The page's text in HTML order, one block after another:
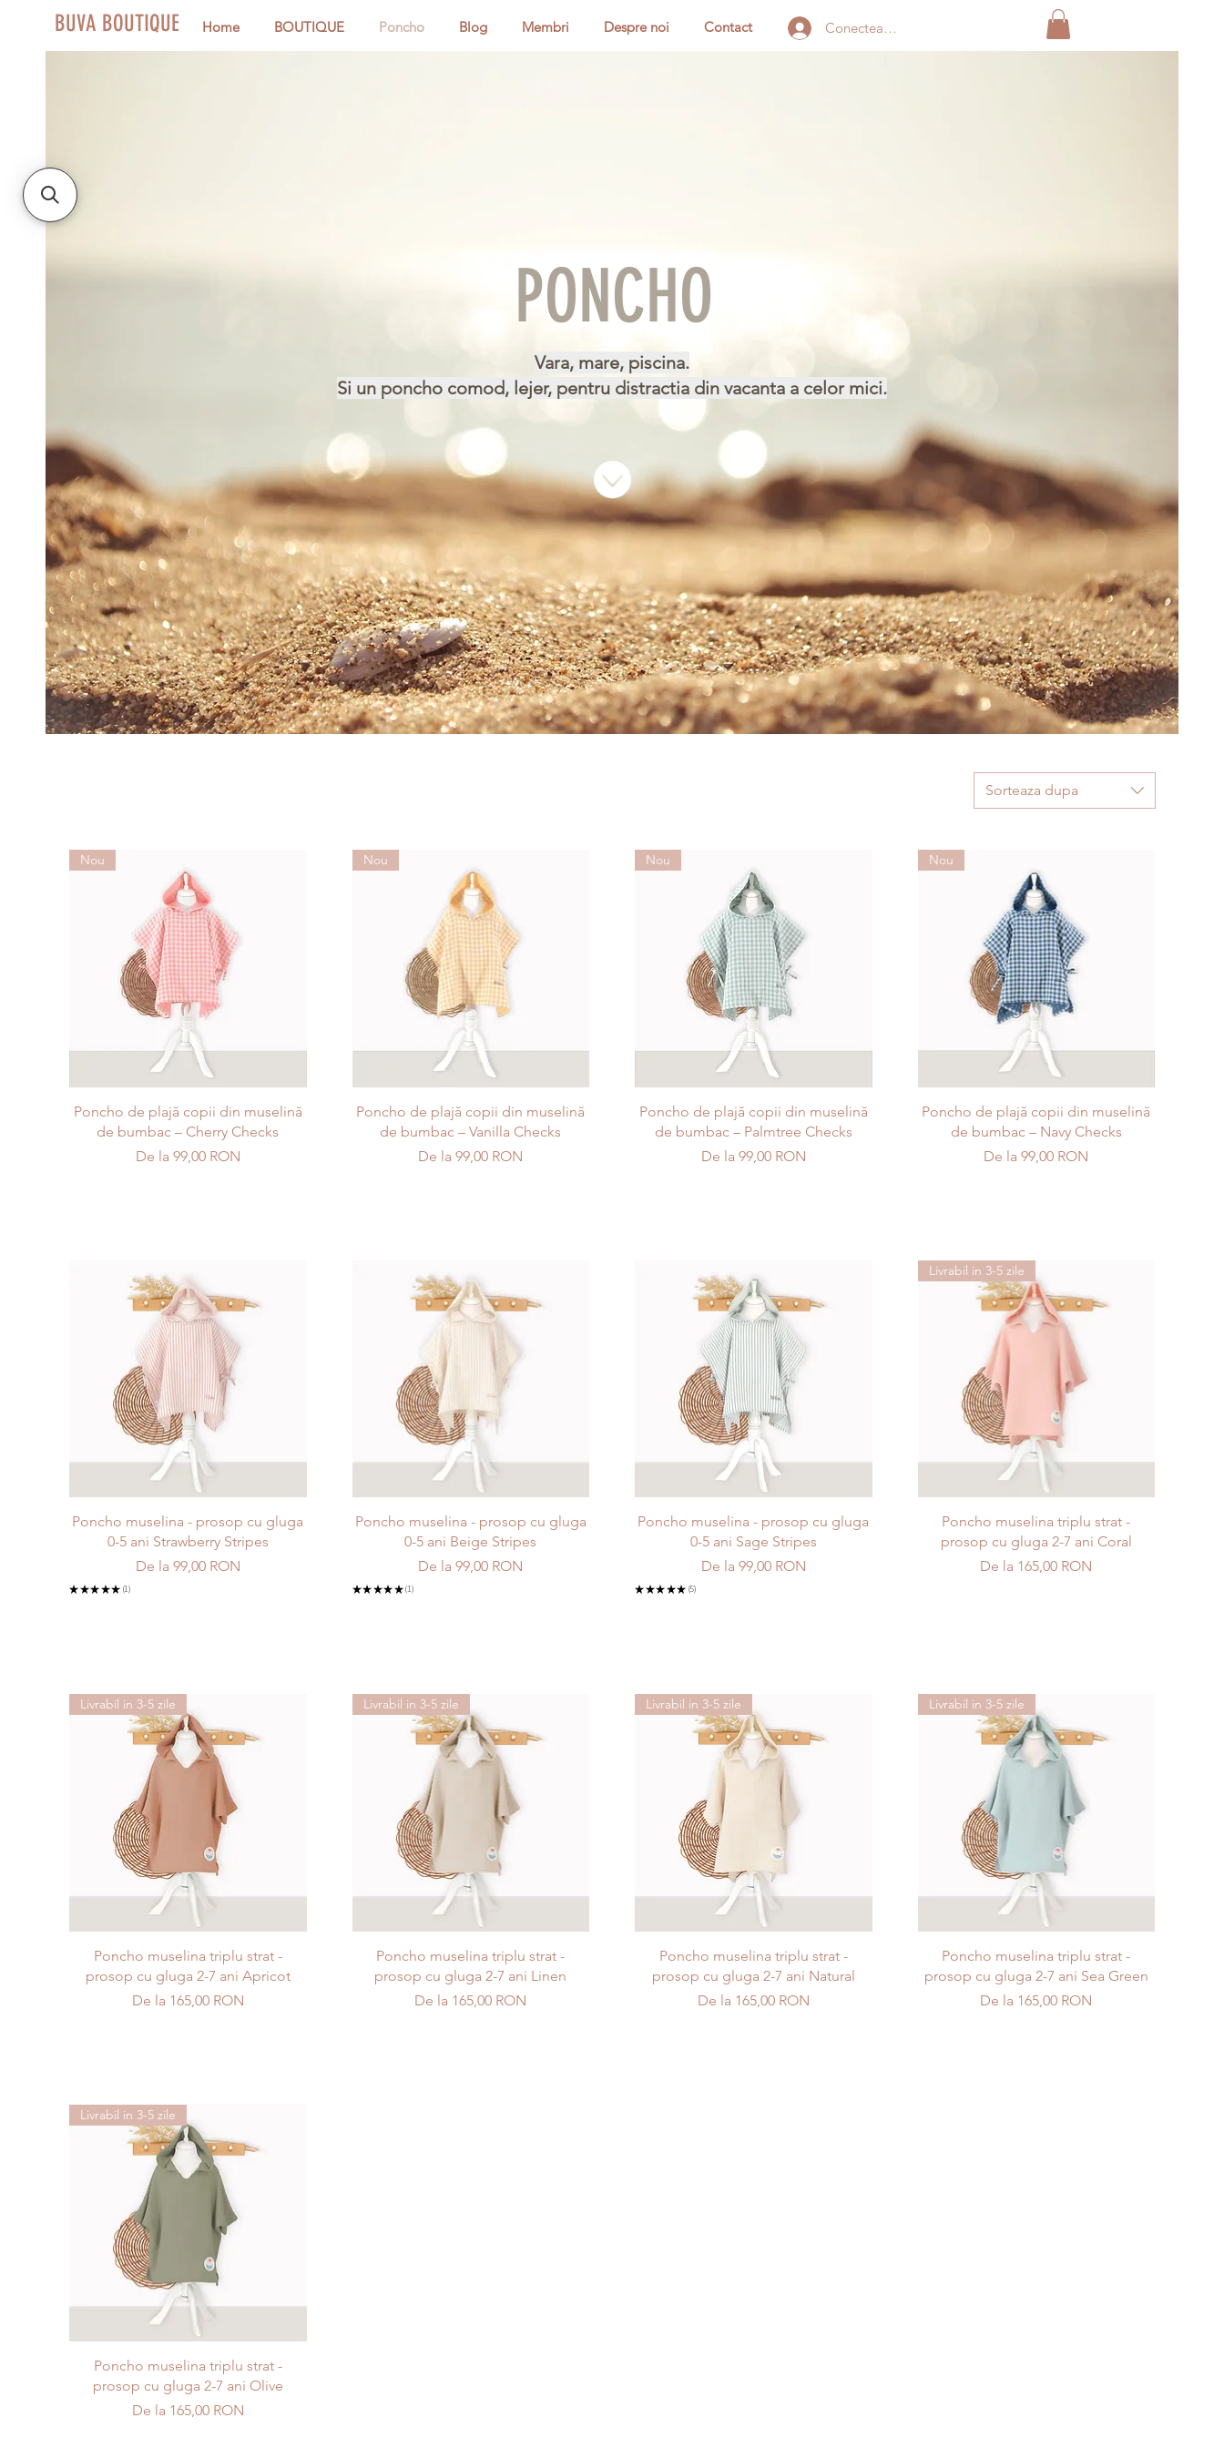
BUVA BOUTIQUE Home BOUTIQUE Poncho Blog Membri Despre noi Contact Conectează-te
PONCHO
Vara, mare, piscina.
Si un poncho comod, lejer, pentru distractia din vacanta a celor mici.
Sorteaza dupa
Afișare rapidă
Nou
Poncho de plajă copii din muselină
de bumbac – Cherry Checks
De la 99,00 RON
Preț redus
Afișare rapidă
Nou
Poncho de plajă copii din muselină
de bumbac – Vanilla Checks
De la99,00 RON
Preț redus
Afișare rapidă
Nou
Poncho de plajă copii din muselină
de bumbac – Palmtree Checks
De la 99,00 RON
Preț redus
Afișare rapidă
Nou
Poncho de plajă copii din muselină
de bumbac – Navy Checks
De la99,00 RON
Preț redus
Afișare rapidă
Poncho muselina - prosop cu gluga
0-5 ani Strawberry Stripes
De la 99,00 RON
Preț redus
★ ★★ ★★ 1
1
Afișare rapidă
Poncho muselina - prosop cu gluga
0-5 ani Beige Stripes
De la99,00 RON
Preț redus
★★ ★★ ★ 1
1
Afișare rapidă
Poncho muselina - prosop cu gluga
0-5 ani Sage Stripes
De la 99,00 RON
Preț redus
★ ★★ ★★ 5
5
Afișare rapidă
Livrabil in 3-5 zile
Poncho muselina triplu strat -
prosop cu gluga 2-7 ani Coral
De la 165,00 RON
Preț redus
Afișare rapidă
Livrabil in 3-5 zile
Poncho muselina triplu strat -
prosop cu gluga 2-7 ani Apricot
De la 165,00 RON
Preț redus
Afișare rapidă
Livrabil in 3-5 zile
Poncho muselina triplu strat -
prosop cu gluga 2-7 ani Linen
De la 165,00 RON
Preț redus
Afișare rapidă
Livrabil in 3-5 zile
Poncho muselina triplu strat -
prosop cu gluga 2-7 ani Natural
De la 165,00 RON
Preț redus
Afișare rapidă
Livrabil in 3-5 zile
Poncho muselina triplu strat -
prosop cu gluga 2-7 ani Sea Green
De la 165,00 RON
Preț redus
Afișare rapidă
Livrabil in 3-5 zile
Poncho muselina triplu strat -
prosop cu gluga 2-7 ani Olive
De la 165,00 RON
Preț redus